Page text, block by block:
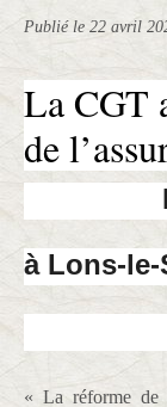
Publié le 22 avril
La CGT
de
à Lons-
« La réforme de